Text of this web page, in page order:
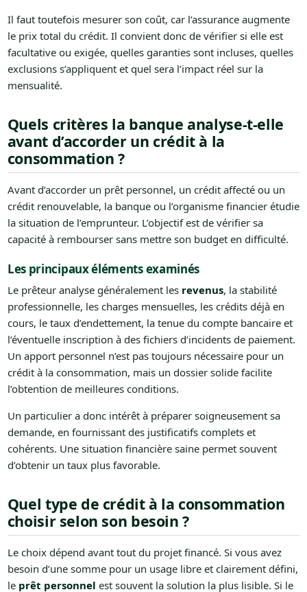
Il faut toutefois mesurer son coût, car l’assurance augmente
le prix total du crédit. Il convient donc de vérifier si elle est
facultative ou exigée, quelles garanties sont incluses, quelles
exclusions s’appliquent et quel sera l’impact réel sur la
mensualité.
Quels critères la banque analyse-t-elle
avant d’accorder un crédit à la
consommation ?
Avant d’accorder un prêt personnel, un crédit affecté ou un
crédit renouvelable, la banque ou l’organisme financier étudie
la situation de l’emprunteur. L’objectif est de vérifier sa
capacité à rembourser sans mettre son budget en difficulté.
Les principaux éléments examinés
Le prêteur analyse généralement les revenus, la stabilité
professionnelle, les charges mensuelles, les crédits déjà en
cours, le taux d’endettement, la tenue du compte bancaire et
l’éventuelle inscription à des fichiers d’incidents de paiement.
Un apport personnel n’est pas toujours nécessaire pour un
crédit à la consommation, mais un dossier solide facilite
l’obtention de meilleures conditions.
Un particulier a donc intérêt à préparer soigneusement sa
demande, en fournissant des justificatifs complets et
cohérents. Une situation financière saine permet souvent
d’obtenir un taux plus favorable.
Quel type de crédit à la consommation
choisir selon son besoin ?
Le choix dépend avant tout du projet financé. Si vous avez
besoin d’une somme pour un usage libre et clairement défini,
le prêt personnel est souvent la solution la plus lisible. Si le